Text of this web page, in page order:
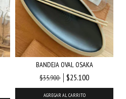
BANDEJA OVAL OSAKA
$35.900
$25.100
AGREGAR AL CARRITO